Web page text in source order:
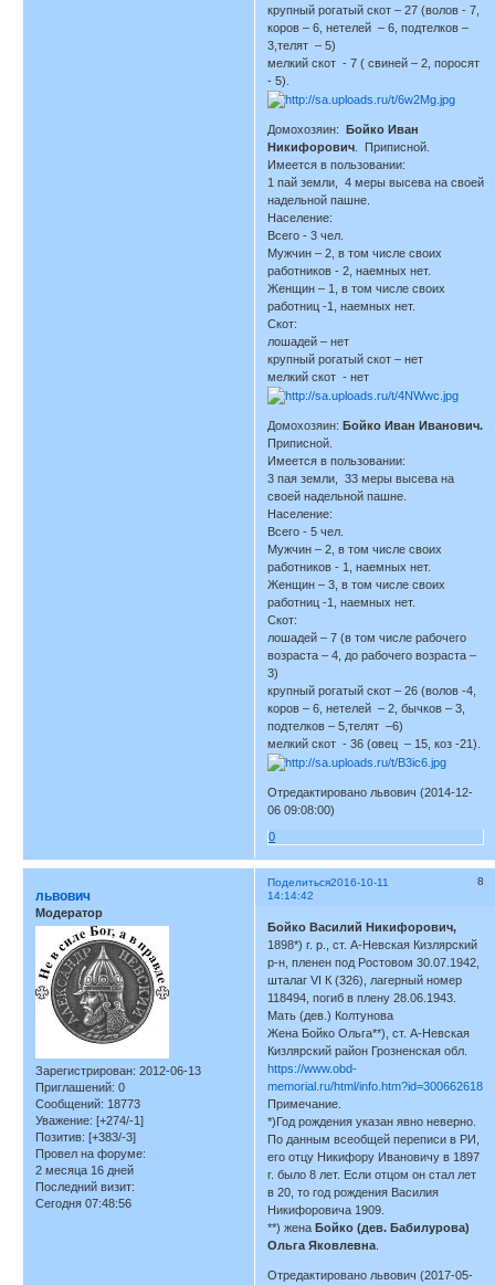
крупный рогатый скот – 27 (волов - 7,
коров – 6, нетелей – 6, подтелков –
3,телят – 5)
мелкий скот - 7 ( свиней – 2, поросят
- 5).
Домохозяин:Бойко Иван
Никифорович . Приписной.
Имеется в пользовании:
1 пай земли, 4 меры высева на своей
надельной пашне.
Население:
Всего - 3 чел.
Мужчин – 2, в том числе своих
работников - 2, наемных нет.
Женщин – 1, в том числе своих
работниц -1, наемных нет.
Скот:
лошадей – нет
крупный рогатый скот – нет
мелкий скот - нет
Домохозяин:Бойко Иван Иванович.
Приписной.
Имеется в пользовании:
3 пая земли, 33 меры высева на
своей надельной пашне.
Население:
Всего - 5 чел.
Мужчин – 2, в том числе своих
работников - 1, наемных нет.
Женщин – 3, в том числе своих
работниц -1, наемных нет.
Скот:
лошадей – 7 (в том числе рабочего
возраста – 4, до рабочего возраста –
3)
крупный рогатый скот – 26 (волов -4,
коров – 6, нетелей – 2, бычков – 3,
подтелков – 5,телят –6)
мелкий скот - 36 (овец – 15, коз -21).
Отредактировано львович (2014-12-
06 09:08:00)
0
Поделиться 8
2016-10-11
14:14:42
львович
Модератор
Зарегистрирован: 2012-06-13
Приглашений: 0
Сообщений: 18773
Уважение: [+274/-1]
Позитив: [+383/-3]
Провел на форуме:
2 месяца 16 дней
Последний визит:
Сегодня 07:48:56
Бойко Василий Никифорович,
1898*) г. р., ст. А-Невская Кизлярский
р-н, пленен под Ростовом 30.07.1942,
шталаг VI К (326), лагерный номер
118494, погиб в плену 28.06.1943.
Мать (дев.) Колтунова
Жена Бойко Ольга**), ст. А-Невская
Кизлярский район Грозненская обл.
https://www.obd-
memorial.ru/html/info.htm?id=300662618
Примечание.
*)Год рождения указан явно неверно.
По данным всеобщей переписи в РИ,
его отцу Никифору Ивановичу в 1897
г. было 8 лет. Если отцом он стал лет
в 20, то год рождения Василия
Никифоровича 1909.
**) женаБойко (дев. Бабилурова)
Ольга Яковлевна
Отредактировано львович (2017-05-